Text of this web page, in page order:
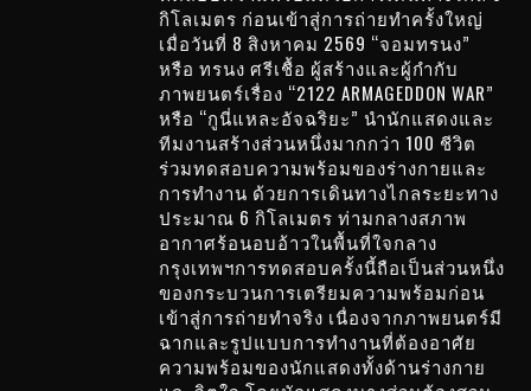
กิโลเมตร ก่อนเข้าสู่การถ่ายทำครั้งใหญ่
เมื่อวันที่ 8 สิงหาคม 2569 “จอมทรนง”
หรือ ทรนง ศรีเชื้อ ผู้สร้างและผู้กำกับ
ภาพยนตร์เรื่อง “2122 ARMAGEDDON WAR”
หรือ “กูนี่แหละอัจฉริยะ” นำนักแสดงและ
ทีมงานสร้างส่วนหนึ่งมากกว่า 100 ชีวิต
ร่วมทดสอบความพร้อมของร่างกายและ
การทำงาน ด้วยการเดินทางไกลระยะทาง
ประมาณ 6 กิโลเมตร ท่ามกลางสภาพ
อากาศร้อนอบอ้าวในพื้นที่ใจกลาง
กรุงเทพฯการทดสอบครั้งนี้ถือเป็นส่วนหนึ่ง
ของกระบวนการเตรียมความพร้อมก่อน
เข้าสู่การถ่ายทำจริง เนื่องจากภาพยนตร์มี
ฉากและรูปแบบการทำงานที่ต้องอาศัย
ความพร้อมของนักแสดงทั้งด้านร่างกาย